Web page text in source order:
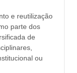
e reutilização
parte dos
de
ou